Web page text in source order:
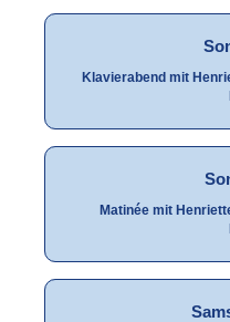
Klavierabend mit
Matinée mit